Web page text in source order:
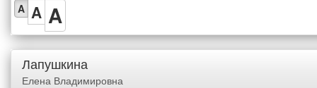
A A A
Лапушкина
Елена Владимировна